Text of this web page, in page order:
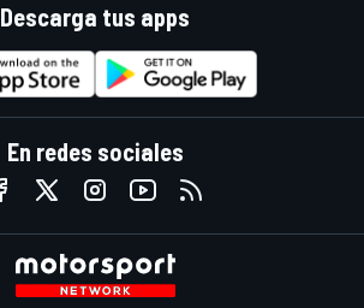
Descarga tus apps
En redes sociales